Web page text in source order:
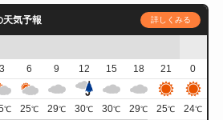
天気予報 詳しくみる
3 6 9 12 15 18 21
0
℃ 25℃ 29℃ 30℃ 30℃ 29℃ 25℃ 24℃